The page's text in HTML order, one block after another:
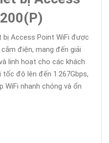
Access Point WiFi được
điện, mang đến giải
linh hoạt cho các khách
tốc độ lên đến 1.267Gbps,
WiFi nhanh chóng và ổn